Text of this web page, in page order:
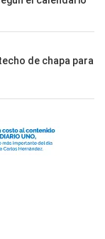
de chapa para